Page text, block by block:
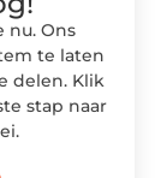
nu. Ons
te laten
delen. Klik
stap naar